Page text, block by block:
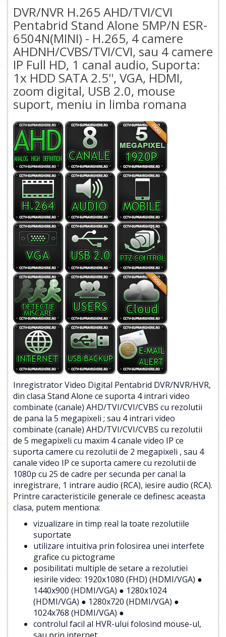
DVR/NVR H.265 AHD/TVI/CVI
Pentabrid Stand Alone 5MP/N ESR-
6504N(MINI) - H.265, 4 camere
AHDNH/CVBS/TVI/CVI, sau 4 camere
IP Full HD, 1 canal audio, Suporta:
1x HDD SATA 2.5'', VGA, HDMI,
zoom digital, USB 2.0, mouse
suport, meniu in limba romana
Inregistrator Video Digital Pentabrid DVR/NVR/HVR,
din clasa Stand Alone ce suporta 4 intrari video
combinate (canale) AHD/TVI/CVI/CVBS cu rezolutii
de pana la 5 megapixeli ; sau 4 intrari video
combinate (canale) AHD/TVI/CVI/CVBS cu rezolutii
de 5 megapixeli cu maxim 4 canale video IP ce
suporta camere cu rezolutii de 2 megapixeli , sau 4
canale video IP ce suporta camere cu rezolutii de
1080p cu 25 de cadre per secunda per canal la
inregistrare, 1 intrare audio (RCA), iesire audio (RCA).
Printre caracteristicile generale ce definesc aceasta
clasa, putem mentiona:
vizualizare in timp real la toate rezolutiile
suportate
utilizare intuitiva prin folosirea unei interfete
grafice cu pictograme
posibilitati multiple de setare a rezolutiei
iesirile video: 1920x1080 (FHD) (HDMI/VGA) ●
1440x900 (HDMI/VGA) ● 1280x1024
(HDMI/VGA) ● 1280x720 (HDMI/VGA) ●
1024x768 (HDMI/VGA) ●
controlul facil al HVR-ului folosind mouse-ul,
sau prin internet